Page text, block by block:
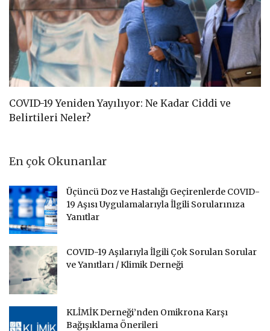
COVID-19 Yeniden Yayılıyor: Ne Kadar Ciddi ve
Belirtileri Neler?
En çok Okunanlar
Üçüncü Doz ve Hastalığı Geçirenlerde COVID-
19 Aşısı Uygulamalarıyla İlgili Sorularınıza
Yanıtlar
COVID-19 Aşılarıyla İlgili Çok Sorulan Sorular
ve Yanıtları / Klimik Derneği
KLİMİK Derneği’nden Omikrona Karşı
Bağışıklama Önerileri